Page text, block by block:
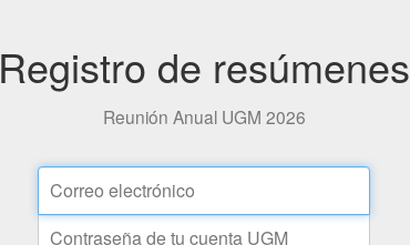
Registro de resúmenes
Reunión Anual UGM 2026